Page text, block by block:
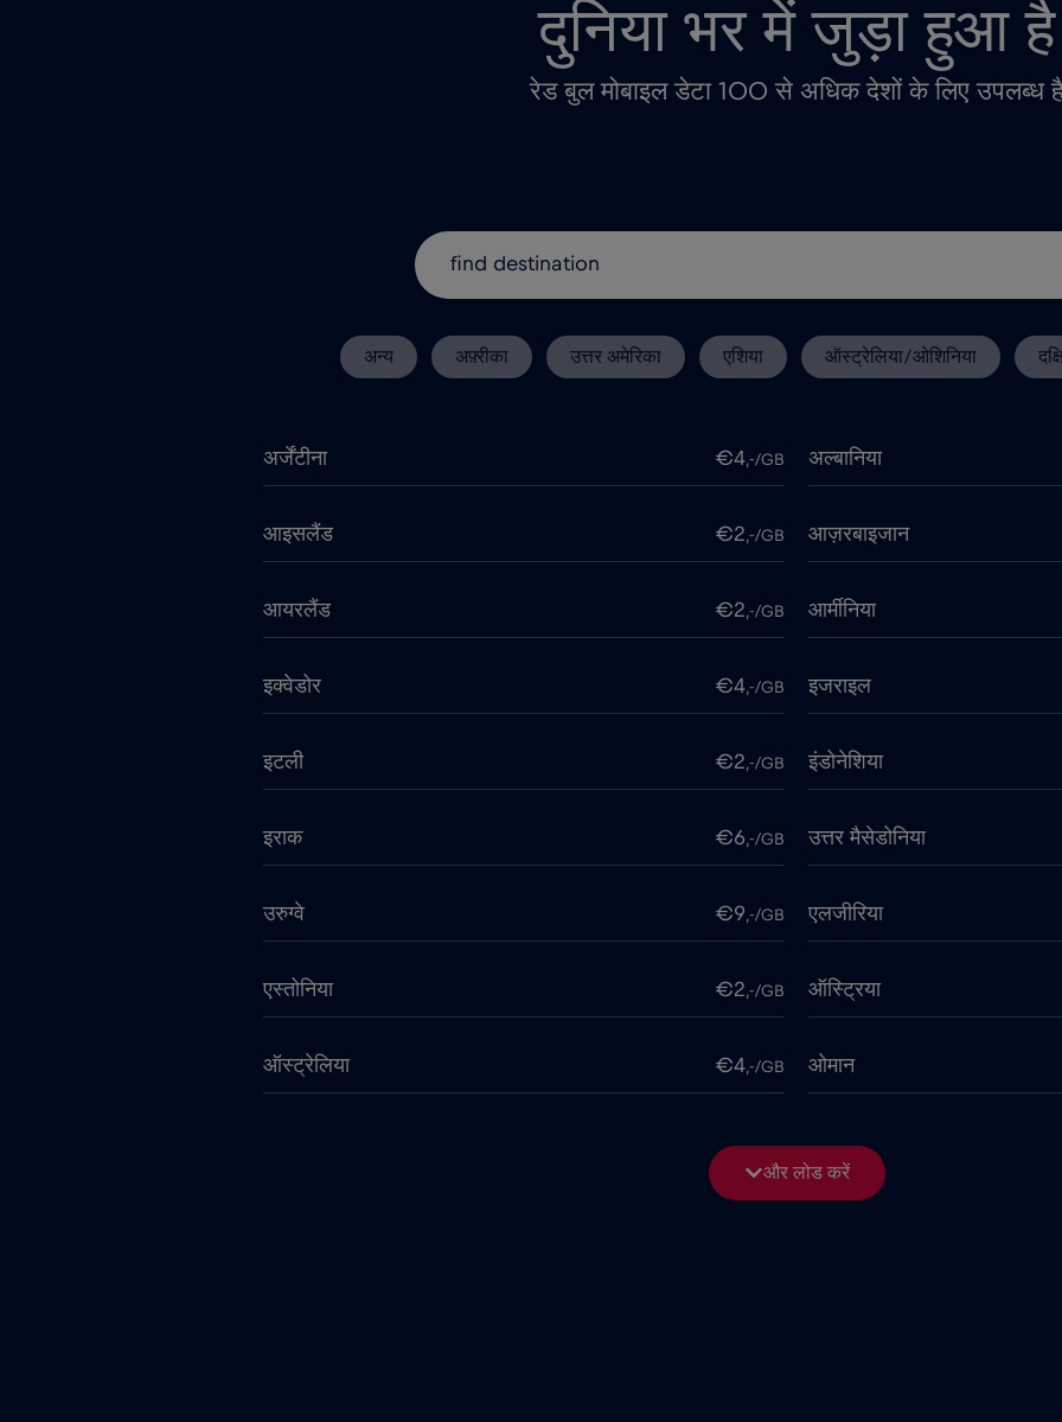
दुनिया भर में जुड़ा हुआ है
रेड बुल मोबाइल डेटा 100 से अधिक देशों के लिए उपलब्ध
अन्य अफ़्रीका उत्तर अमेरिका एशिया ऑस्ट्रेलिया/ओशिनिया
अर्जेंटीना €4,-/GB अल्बानिया
आइसलैंड €2,-/GB आज़रबाइजान
आयरलैंड €2,-/GB आर्मीनिया
इक्वेडोर €4,-/GB इजराइल
इटली €2,-/GB इंडोनेशिया
इराक €6,-/GB उत्तर मैसेडोनिया
उरुग्वे €9,-/GB एलजीरिया
एस्तोनिया €2,-/GB ऑस्ट्रिया
ऑस्ट्रेलिया €4,-/GB ओमान
€4,-/GB कनाडा
और लोड करें